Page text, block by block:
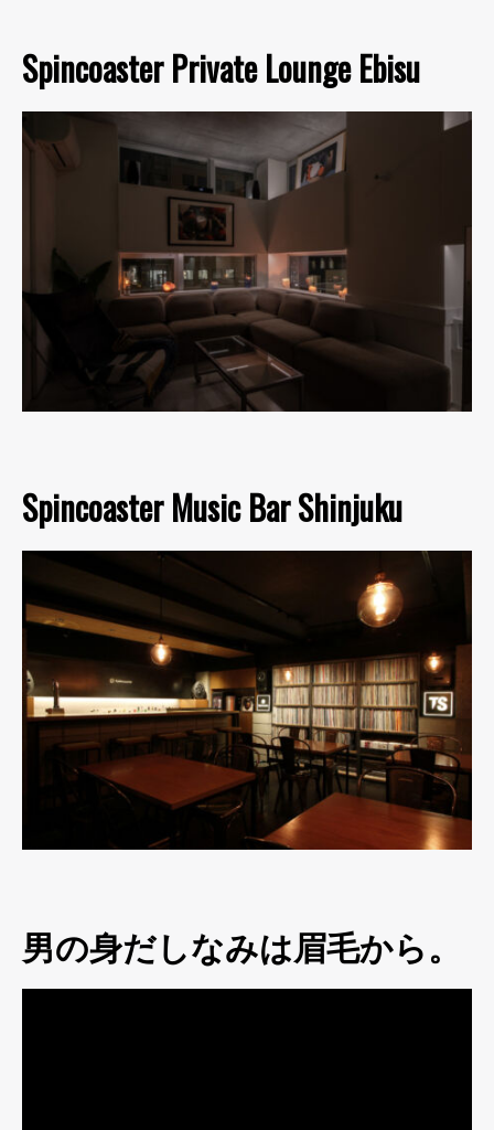
Spincoaster Private Lounge Ebisu
Spincoaster Music Bar Shinjuku
男の身だしなみは眉毛から。